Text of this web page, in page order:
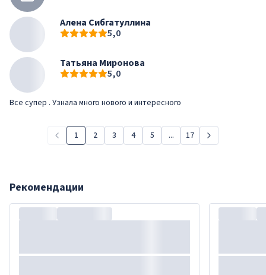
Алена Сибгатуллина
5,0
Татьяна Миронова
5,0
Все супер . Узнала много нового и интересного
1 2 3 4 5 ... 17
Рекомендации